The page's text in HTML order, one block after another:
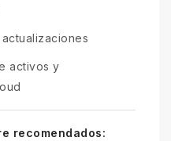
activos y
recomendados: